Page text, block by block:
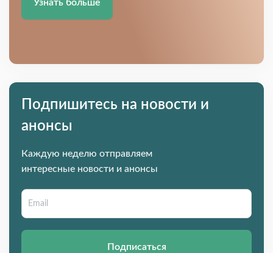
Узнать больше
Подпишитесь на новости и
анонсы
Каждую неделю отправляем
интересные новости и анонсы
Подписаться